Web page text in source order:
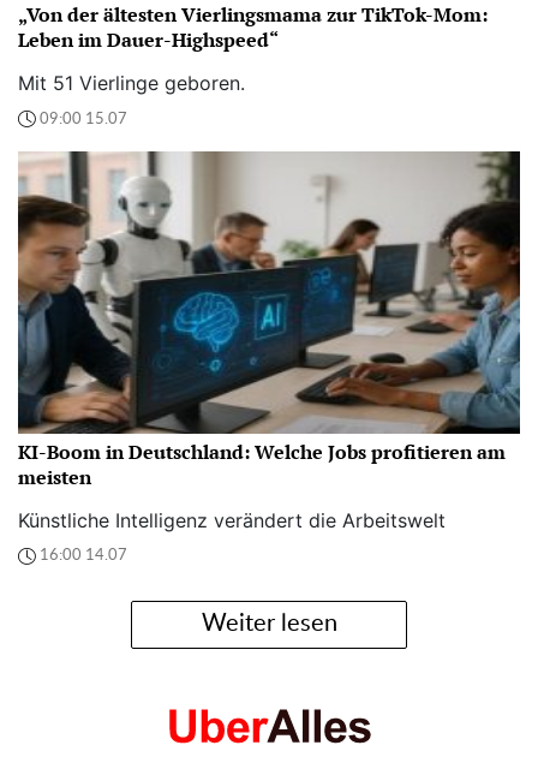
„Von der ältesten Vierlingsmama zur TikTok-Mom:
Leben im Dauer-Highspeed“
Mit 51 Vierlinge geboren.
09:00 15.07
KI-Boom in Deutschland: Welche Jobs profitieren am
meisten
Künstliche Intelligenz verändert die Arbeitswelt
16:00 14.07
Weiter lesen